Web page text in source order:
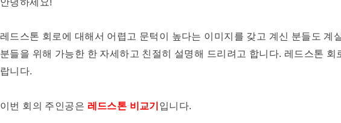
레드스톤 회로에 대해서 어렵고 문턱이 높다는 이미지를 갖고 계신 분들도 계
분들을 위해 가능한 한 자세하고 친절히 설명해 드리려고 합니다. 레드스톤
랍니다.
이번 회의 주인공은 레드스톤 비교기 입니다.